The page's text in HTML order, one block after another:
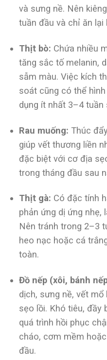
và sưng nề. Nên
tuần đầu và chỉ ăn lại
Thịt bò: Chứa nhiều
tăng sắc tố melanin,
sẫm màu. Việc kích
soát cũng có thể
dụng ít nhất 3–4 tuần
Rau muống: Thúc
giúp vết thương liền
đặc biệt với cơ địa
trong tháng đầu sau
Thịt gà: Có đặc tính
phản ứng dị ứng nhẹ,
Nên tránh trong 2–3
heo nạc hoặc cá
toàn.
Đồ nếp (xôi, bánh
dịch, sưng nề, vết
sẹo lồi. Khó tiêu, đầy
quá trình hồi phục
cháo, cơm mềm
đầu.